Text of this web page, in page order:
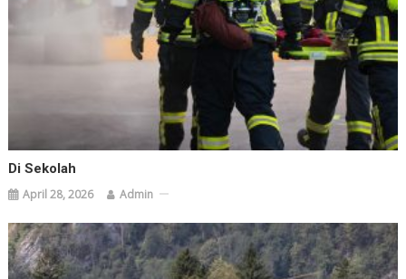
Di Sekolah
April 28, 2026 Admin